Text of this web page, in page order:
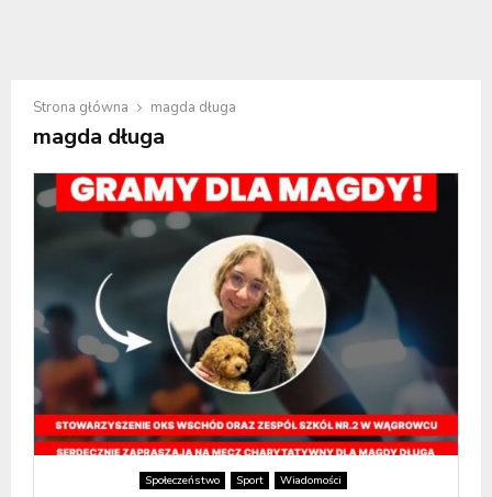
Strona główna magda długa
magda długa
Społeczeństwo Sport Wiadomości